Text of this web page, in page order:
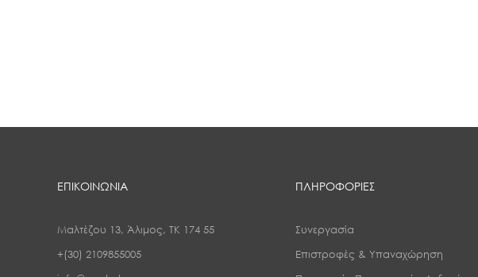
ΕΠΙΚΟΙΝΩΝΙΑ
Μαλτέζου 13, Άλιμος, ΤΚ 174 55
+(30) 2109855005
ΠΛΗΡΟΦΟΡΙΕΣ
Συνεργασία
Επιστροφές & Υπαναχώρηση